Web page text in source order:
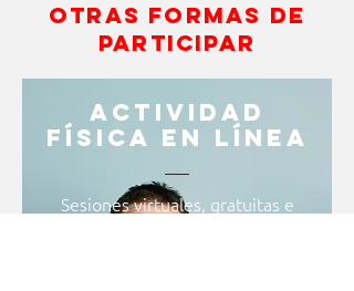
otras formas de
participar
ACTIVIDAD
FÍSICA EN LÍNEA
Sesiones virtuales, gratuitas e